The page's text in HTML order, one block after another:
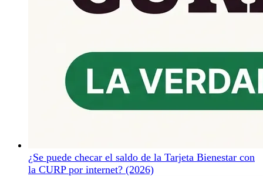
¿Se puede checar el saldo de la Tarjeta Bienestar con
la CURP por internet? (2026)